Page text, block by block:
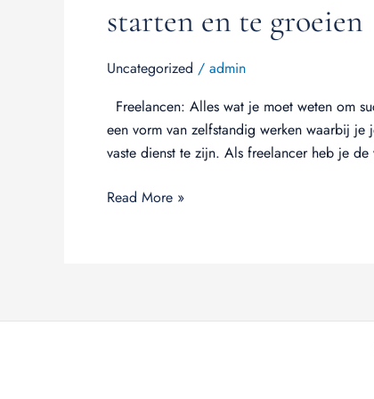
starten en te groeien
Uncategorized / admin
Freelancen: Alles wat je moet weten om
een vorm van zelfstandig werken waarbij
vaste dienst te zijn. Als freelancer heb je
Read More »